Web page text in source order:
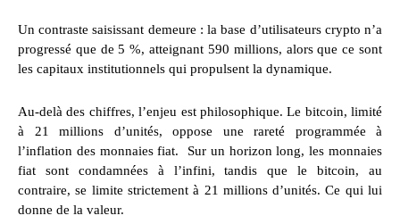
Un contraste saisissant demeure : la base d’utilisateurs crypto n’a
progressé que de 5 %, atteignant 590 millions, alors que ce sont
les capitaux institutionnels qui propulsent la dynamique.
Au-delà des chiffres, l’enjeu est philosophique. Le bitcoin, limité
à 21 millions d’unités, oppose une rareté programmée à
l’inflation des monnaies fiat. Sur un horizon long, les monnaies
fiat sont condamnées à l’infini, tandis que le bitcoin, au
contraire, se limite strictement à 21 millions d’unités. Ce qui lui
donne de la valeur.